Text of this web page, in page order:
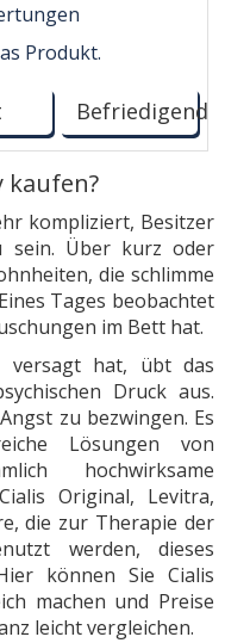
Produkt.
Befriedigend
kaufen?
kompliziert, Besitzer
sein. Über kurz oder
die schlimme
Tages beobachtet
im Bett hat.
versagt hat, übt das
Druck aus.
zu bezwingen. Es
Lösungen von
hochwirksame
Original, Levitra,
die zur Therapie der
werden, dieses
können Sie Cialis
machen und Preise
leicht vergleichen.